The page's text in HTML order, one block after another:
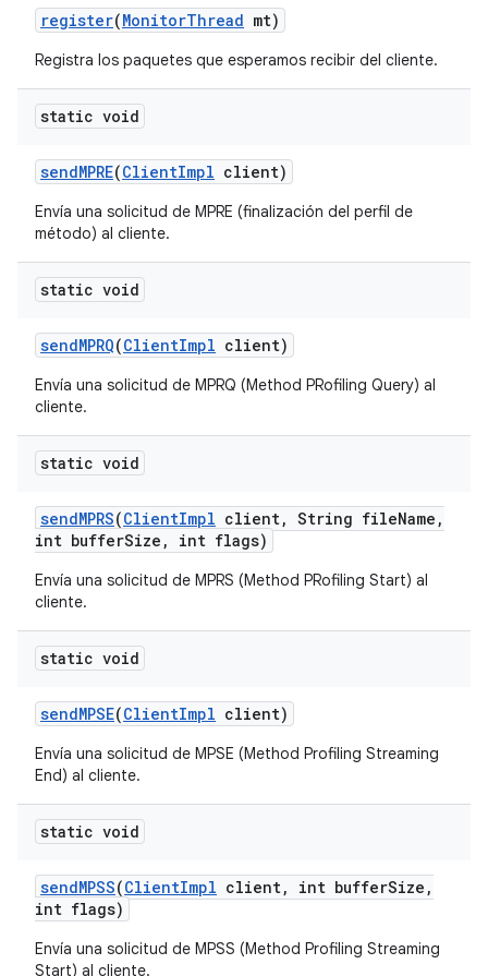
register(MonitorThread mt)
Registra los paquetes que esperamos recibir del cliente.
static void
sendMPRE(ClientImpl client)
Envía una solicitud de MPRE (finalización del perfil de
método) al cliente.
static void
sendMPRQ(ClientImpl client)
Envía una solicitud de MPRQ (Method PRofiling Query) al
cliente.
static void
sendMPRS(ClientImpl client, String fileName ,
int bufferSize , int flags)
Envía una solicitud de MPRS (Method PRofiling Start) al
cliente.
static void
sendMPSE(ClientImpl client)
Envía una solicitud de MPSE (Method Profiling Streaming
End) al cliente.
static void
sendMPSS(ClientImpl client, int bufferSize ,
int flags)
Envía una solicitud de MPSS (Method Profiling Streaming
Start) al cliente.